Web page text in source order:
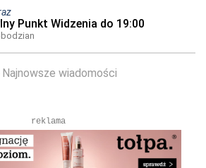
Punkt Widzenia do 19:00
Najnowsze wiadomości
reklama